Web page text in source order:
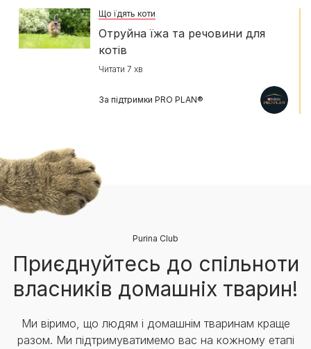
Що їдять коти
Отруйна їжа та речовини для
котів
Читати 7 хв
За підтримки PRO PLAN®
Purina Club
Приєднуйтесь до спільноти
власників домашніх тварин!
Ми віримо, що людям і домашнім тваринам краще
разом. Ми підтримуватимемо вас на кожному етапі